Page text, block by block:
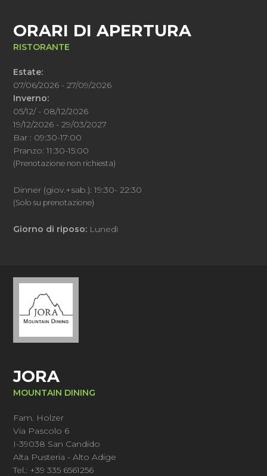
ORARI DI APERTURA
RISTORANTE
Estate:
07/06/2026 - 27/09/2026
Inverno:
05/12/ - 08/12/2026
19/12/2026 - 29/03/2027
Bar : 09:30-17:00
Pranzo: 11:30-15:00
(Prenotazione non richiesta)
Dinner (giov.+sab.): 19:30- 22:30
(Solo su prenotazione)
Giorno di riposo: Lunedì
JORA
MOUNTAIN DINING
Fam. Holzer
Via Pascolo 6
I-39038 San Candido
Alta Pusteria - Alto Adige
Tel.: +39 335 6561256